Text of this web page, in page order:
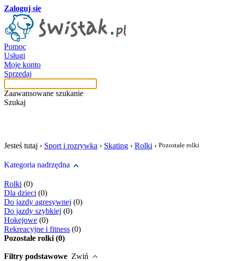
Zaloguj się
Pomoc
Usługi
Moje konto
Sprzedaj
Zaawansowane szukanie
Szukaj
Jesteś tutaj › Sport i rozrywka › Skating › Rolki › Pozostałe rolki
Kategoria nadrzędna
Rolki (0)
Dla dzieci (0)
Do jazdy agresywnej (0)
Do jazdy szybkiej (0)
Hokejowe (0)
Rekreacyjne i fitness (0)
Pozostałe rolki (0)
Filtry podstawowe Zwiń